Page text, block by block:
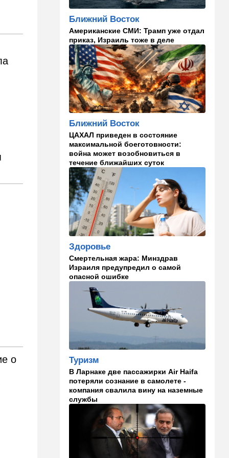
о
главаря ХАМАСа:
решение"
15:54 Ближний Восток
Расследование инцидента у
деревни Тель: ошибки
армии и героизм бойцов
15:36 В мире
Еще одно громкое
производитель "Упырей" - в
реанимации
15:10 Здоровье
Кишечник - второй мозг
человека и дирижер
иммунной системы
14:45 Ближний Восток
Даже Пезешкиан психанул:
загадка Моджтабы Хаменеи
становится все страннее
14:37 В мире
Теперь и Куба заговорила о
геноциде, но Израиль в
данном случае ни при чем
14:18 Мнения
Почему этот поступок
Альцгеймер начинается не
там, где думали: ученые
нашли возможный источник
болезни
В мире
Палестинская
администрация проиграла
очередную судебную битву
Ближний Восток
Американские СМИ: Трамп уже отдал
приказ, Израиль тоже в деле
Ближний Восток
ЦАХАЛ приведен в состояние
максимальной боеготовности:
война может возобновиться в
течение ближайших суток
Здоровье
Смертельная жара: Минздрав
Израиля предупредил о самой
опасной ошибке
Туризм
В Ларнаке две пассажирки Air Haifa
потеряли сознание в самолете -
компания свалила вину на наземные
службы